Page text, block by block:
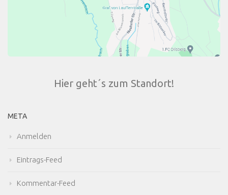
Hier geht´s zum Standort!
META
Anmelden
Eintrags-Feed
Kommentar-Feed